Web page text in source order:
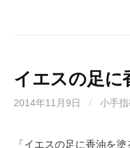
イエスの足に
2014年11月9日 / 小手
「イエスの足に香油を